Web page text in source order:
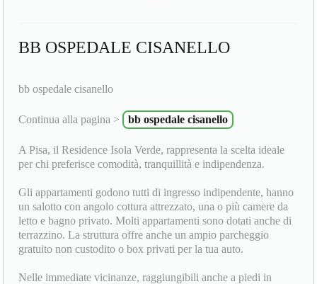
BB OSPEDALE CISANELLO
bb ospedale cisanello
Continua alla pagina > bb ospedale cisanello
A Pisa, il Residence Isola Verde, rappresenta la scelta ideale
per chi preferisce comodità, tranquillità e indipendenza.
Gli appartamenti godono tutti di ingresso indipendente, hanno
un salotto con angolo cottura attrezzato, una o più camere da
letto e bagno privato. Molti appartamenti sono dotati anche di
terrazzino. La struttura offre anche un ampio parcheggio
gratuito non custodito o box privati per la tua auto.
Nelle immediate vicinanze, raggiungibili anche a piedi in